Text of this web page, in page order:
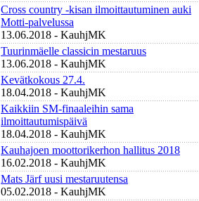
Cross country -kisan ilmoittautuminen auki
Motti-palvelussa
13.06.2018 - KauhjMK
Tuurinmäelle classicin mestaruus
13.06.2018 - KauhjMK
Kevätkokous 27.4.
18.04.2018 - KauhjMK
Kaikkiin SM-finaaleihin sama
ilmoittautumispäivä
18.04.2018 - KauhjMK
Kauhajoen moottorikerhon hallitus 2018
16.02.2018 - KauhjMK
Mats Järf uusi mestaruutensa
05.02.2018 - KauhjMK